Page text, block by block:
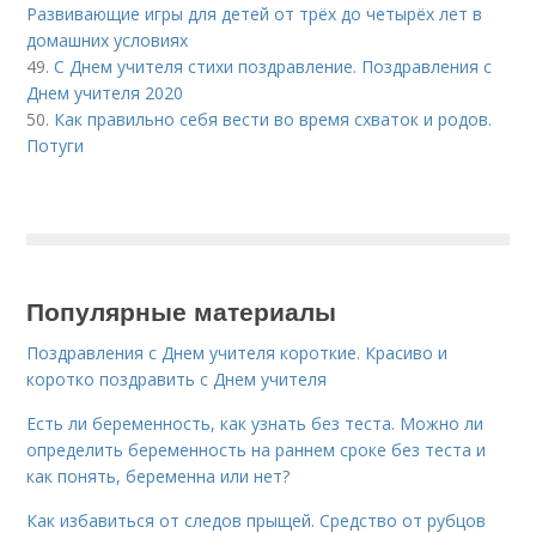
Развивающие игры для детей от трёх до четырёх лет в
домашних условиях
49.С Днем учителя стихи поздравление. Поздравления с
Днем учителя 2020
50. Как правильно себя вести во время схваток и родов.
Потуги
Популярные материалы
Поздравления с Днем учителя короткие. Красиво и
коротко поздравить с Днем учителя
Есть ли беременность, как узнать без теста. Можно ли
определить беременность на раннем сроке без теста и
как понять, беременна или нет?
Как избавиться от следов прыщей. Средство от рубцов